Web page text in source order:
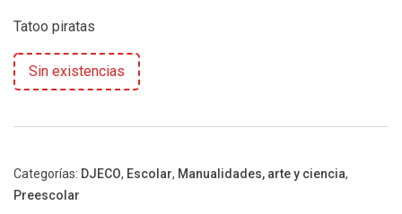
Tatoo piratas
Sin existencias
Categorías: DJECO, Escolar, Manualidades, arte y ciencia,
Preescolar